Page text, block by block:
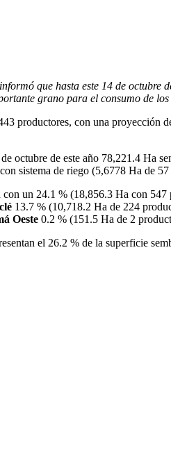
que hasta este 14 de octubre
grano para el consumo de los
productores, con una
de este año 78,221.4 Ha
sistema de riego (5,6778 Ha de 57
un 24.1 % (18,856.3 Ha con 547
13.7 % (10,718.2 Ha de 224
Oeste 0.2 % (151.5 Ha de 2
el 26.2 % de la superficie